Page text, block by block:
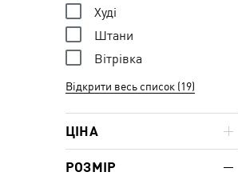
Худі
Штани
Вітрівка
Відкрити весь список (19)
ЦІНА
РОЗМІР